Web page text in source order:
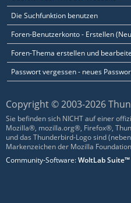
Die Suchfunktion benutzen
Foren-Benutzerkonto - Erstellen
Foren-Thema erstellen und
Passwort vergessen - neues
Copyright © 2003-2026
Sie befinden sich NICHT auf einer
Mozilla®, mozilla.org®, Firefox®,
und das Thunderbird-Logo sind
Markenzeichen der Mozilla
Community-Software:WoltLab Suite™